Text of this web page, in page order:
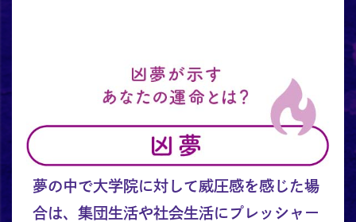
夢の中で大学院に対して威圧感を感じた場
合は、集団生活や社会生活にプレッシャー